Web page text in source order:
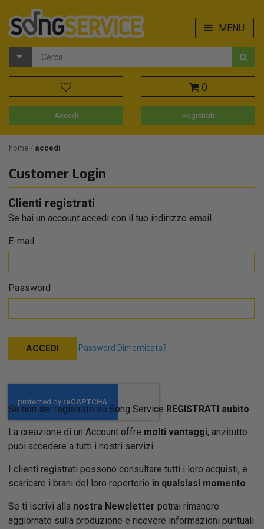
MENU
0
Accedi Registrati
home accedi
Customer Login
Clienti registrati
Se hai un account accedi con il tuo indirizzo email.
E-mail
Password
ACCEDI Password Dimenticata?
Se non sei registrato su Song Service REGISTRATI subito.
La creazione di un Account offre molti vantaggi, anzitutto
puoi accedere a tutti i nostri servizi.
I clienti registrati possono consultare tutti i loro acquisti, e
scaricare i brani del loro repertorio in qualsiasi momento.
Se ti iscrivi alla nostra Newsletter potrai rimanere
aggiornato sulla produzione e ricevere informazioni puntuali